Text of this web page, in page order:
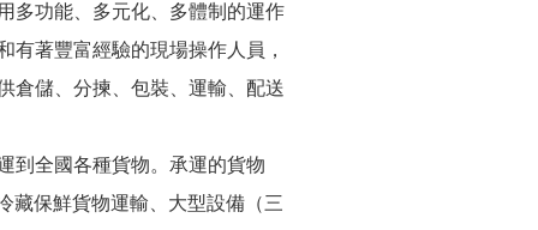
多功能、多元化、多體制的運作
有著豐富經驗的現場操作人員，
倉儲、分揀、包裝、運輸、配送
到全國各種貨物。承運的貨物
藏保鮮貨物運輸、大型設備（三